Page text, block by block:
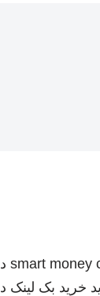
smart money
خرید بک لینک